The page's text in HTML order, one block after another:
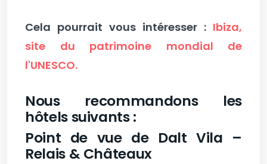
Cela pourrait vous intéresser : Ibiza,
site du patrimoine mondial de
l'UNESCO.
Nous recommandons les
hôtels suivants :
Point de vue de Dalt Vila –
Relais & Châteaux